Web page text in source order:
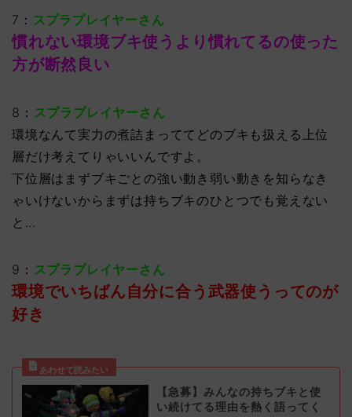
7： スプラプレイヤーさん
慣れない環境ブキ使うより慣れてるの使った
方が断然良い
8： スプラプレイヤーさん
環境なんて実力の煮詰まっててどのブキも扱える上位
層だけ考えてりゃいいんですよ。
下位層はまずブキごとの強い動き弱い動きを知らなき
ゃいけないからまずは持ちブキのひとつでも覚えない
と…
9： スプラプレイヤーさん
環境でいちばん自分に合う武器使うってのが
好き
【急募】みんなの持ちブキと使
い続けてる理由を熱く語ってく